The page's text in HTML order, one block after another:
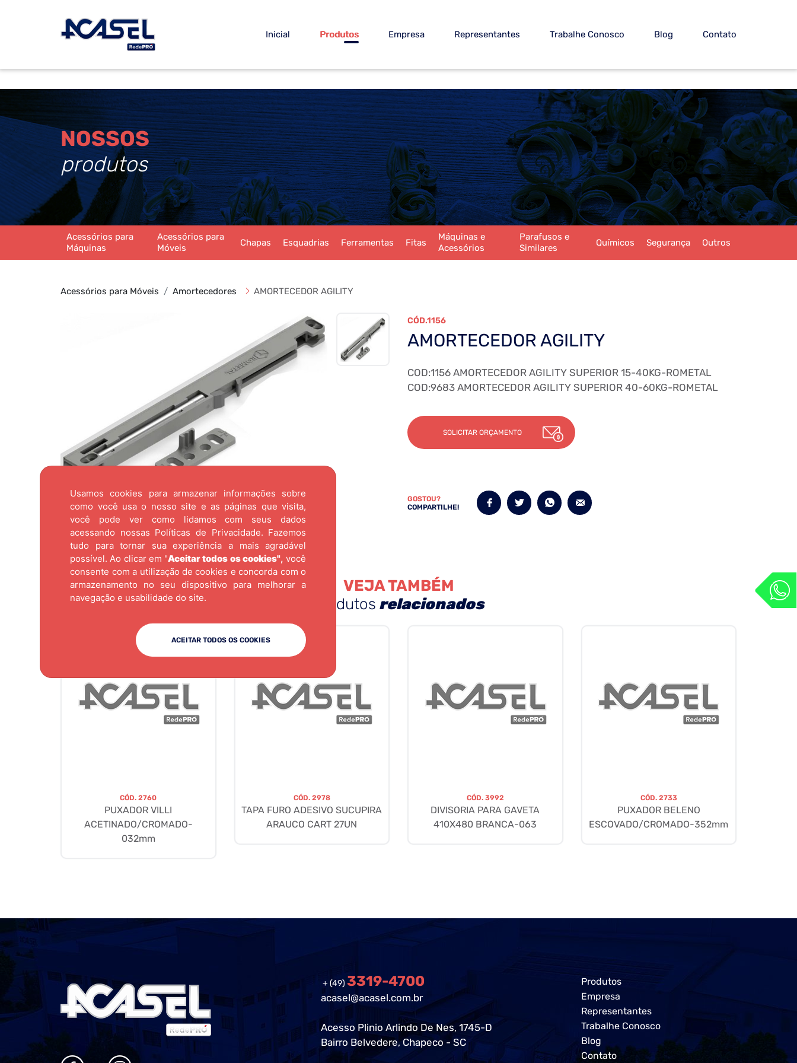
Usamos cookies para armazenar informações sobre
como você usa o nosso site e as páginas que visita,
você pode ver como lidamos com seus dados
acessando nossas Políticas de Privacidade. Fazemos
tudo para tornar sua experiência a mais agradável
possível. Ao clicar em "Aceitar todos os cookies", você
consente com a utilização de cookies e concorda com o
armazenamento no seu dispositivo para melhorar a
navegação e usabilidade do site.
ACEITAR TODOS OS COOKIES
Inicial Produtos Empresa Representantes Trabalhe Conosco Blog Contato
NOSSOS
produtos
Acessórios para
Máquinas
Acessórios para
Móveis
Chapas Esquadrias Ferramentas Fitas
Máquinas e
Acessórios
Parafusos e
Similares
Químicos Segurança Outros
Acessórios para Móveis Amortecedores AMORTECEDOR AGILITY
1156
AMORTECEDOR AGILITY
COD:1156 AMORTECEDOR AGILITY SUPERIOR 15-40KG-ROMETAL
COD:9683 AMORTECEDOR AGILITY SUPERIOR 40-60KG-ROMETAL
SOLICITAR ORÇAMENTO
GOSTOU?
COMPARTILHE!
VEJA TAMBÉM
produtos relacionados
CÓD.2760
PUXADOR VILLI
ACETINADO/CROMADO-
032mm
CÓD. 2978
TAPA FURO ADESIVO SUCUPIRA
ARAUCO CART 27UN
CÓD. 3992
DIVISORIA PARA GAVETA
410X480 BRANCA-063
CÓD. 2733
PUXADOR BELENO
ESCOVADO/CROMADO-352mm
+ (49) 3319-4700
acasel@acasel.com.br
Acesso Plinio Arlindo De Nes, 1745-D
Bairro Belvedere, Chapeco - SC
Produtos
Empresa
Representantes
Trabalhe Conosco
Blog
Contato